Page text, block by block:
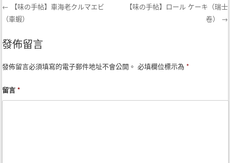
Post navigation
← 【味の手帖】車海老クルマエビ
（車蝦）
【味の手帖】ロール ケーキ（瑞士
卷） →
發佈留言
發佈留言必須填寫的電子郵件地址不會公開。 必填欄位標示為*
留言*